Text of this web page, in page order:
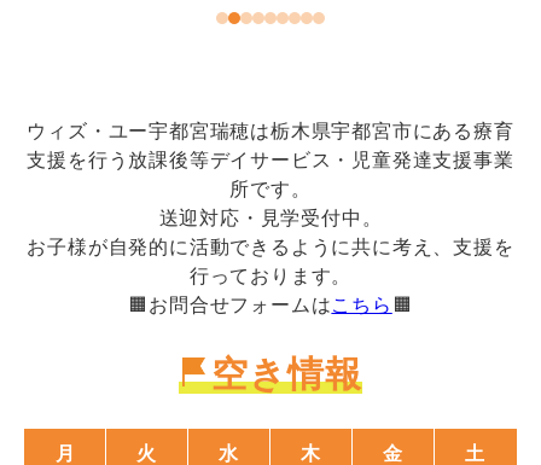
ウィズ・ユー宇都宮瑞穂は栃木県宇都宮市にある療育
支援を行う放課後等デイサービス・児童発達支援事業
所です。
送迎対応・見学受付中。
お子様が自発的に活動できるように共に考え、支援を
行っております。
🟧お問合せフォームはこちら 🟧
空き情報
月 火 水 木 金 土